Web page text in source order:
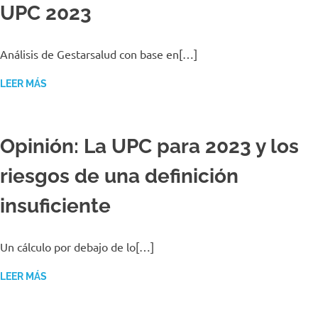
UPC 2023
Análisis de Gestarsalud con base en[…]
LEER MÁS
Opinión: La UPC para 2023 y los
riesgos de una definición
insuficiente
Un cálculo por debajo de lo[…]
LEER MÁS